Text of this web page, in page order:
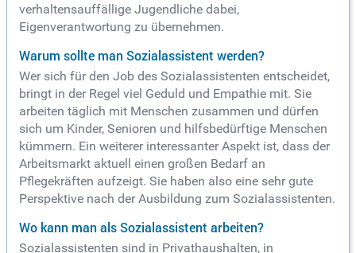
verhaltensauffällige Jugendliche dabei,
Eigenverantwortung zu übernehmen.
Warum sollte man Sozialassistent werden?
Wer sich für den Job des Sozialassistenten entscheidet,
bringt in der Regel viel Geduld und Empathie mit. Sie
arbeiten täglich mit Menschen zusammen und dürfen
sich um Kinder, Senioren und hilfsbedürftige Menschen
kümmern. Ein weiterer interessanter Aspekt ist, dass der
Arbeitsmarkt aktuell einen großen Bedarf an
Pflegekräften aufzeigt. Sie haben also eine sehr gute
Perspektive nach der Ausbildung zum Sozialassistenten.
Wo kann man als Sozialassistent arbeiten?
Sozialassistenten sind in Privathaushalten, in